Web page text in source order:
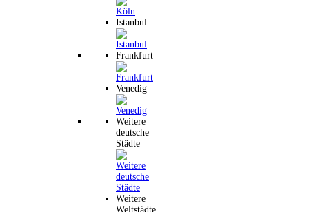
Istanbul
Frankfurt
Venedig
Weitere
deutsche
Städte
Weitere
Weltstädte